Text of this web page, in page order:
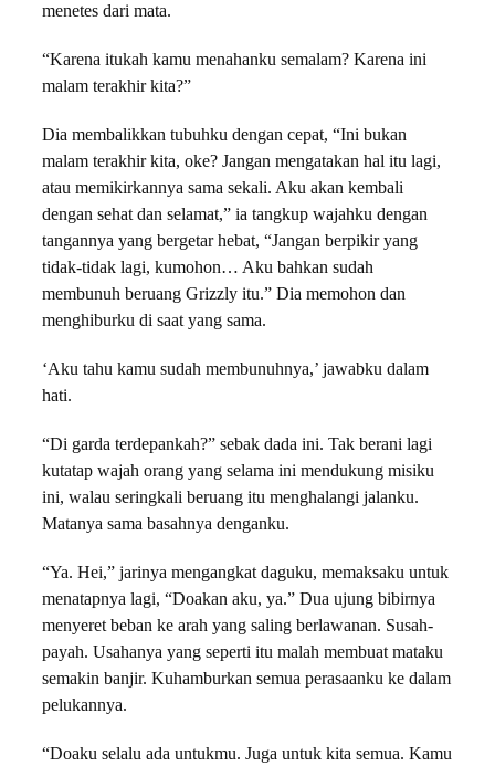
menetes dari mata.
“Karena itukah kamu menahanku semalam? Karena ini
malam terakhir kita?”
Dia membalikkan tubuhku dengan cepat, “Ini bukan
malam terakhir kita, oke? Jangan mengatakan hal itu lagi,
atau memikirkannya sama sekali. Aku akan kembali
dengan sehat dan selamat,” ia tangkup wajahku dengan
tangannya yang bergetar hebat, “Jangan berpikir yang
tidak-tidak lagi, kumohon… Aku bahkan sudah
membunuh beruang Grizzly itu.” Dia memohon dan
menghiburku di saat yang sama.
‘Aku tahu kamu sudah membunuhnya,’ jawabku dalam
hati.
“Di garda terdepankah?” sebak dada ini. Tak berani lagi
kutatap wajah orang yang selama ini mendukung misiku
ini, walau seringkali beruang itu menghalangi jalanku.
Matanya sama basahnya denganku.
“Ya. Hei,” jarinya mengangkat daguku, memaksaku untuk
menatapnya lagi, “Doakan aku, ya.” Dua ujung bibirnya
menyeret beban ke arah yang saling berlawanan. Susah-
payah. Usahanya yang seperti itu malah membuat mataku
semakin banjir. Kuhamburkan semua perasaanku ke dalam
pelukannya.
“Doaku selalu ada untukmu. Juga untuk kita semua. Kamu